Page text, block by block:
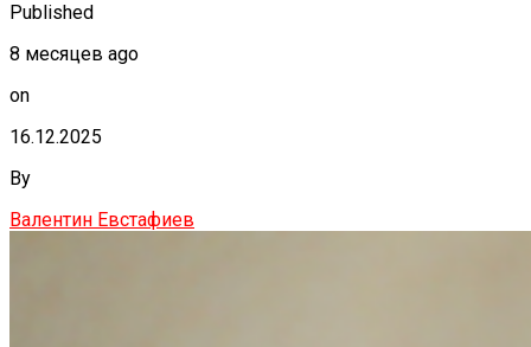
Published
8 месяцев ago
on
16.12.2025
By
Валентин Евстафиев